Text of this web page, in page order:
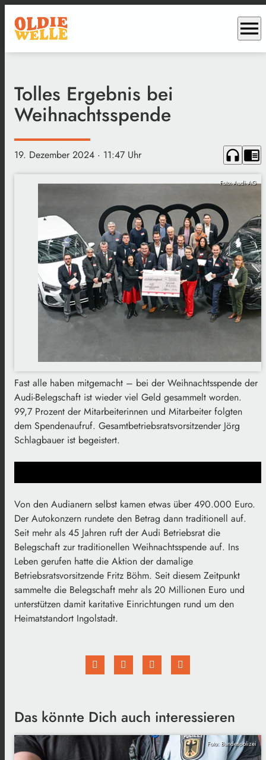
menu
Tolles Ergebnis bei
Weihnachtsspende
19. Dezember 2024 · 11:47 Uhr headphones chrome_reader_mode
Foto: Audi AG
Fast alle haben mitgemacht – bei der Weihnachtsspende der
Audi-Belegschaft ist wieder viel Geld gesammelt worden.
99,7 Prozent der Mitarbeiterinnen und Mitarbeiter folgten
dem Spendenaufruf. Gesamtbetriebsratsvorsitzender Jörg
Schlagbauer ist begeistert.
Von den Audianern selbst kamen etwas über 490.000 Euro.
Der Autokonzern rundete den Betrag dann traditionell auf.
Seit mehr als 45 Jahren ruft der Audi Betriebsrat die
Belegschaft zur traditionellen Weihnachtsspende auf. Ins
Leben gerufen hatte die Aktion der damalige
Betriebsratsvorsitzende Fritz Böhm. Seit diesem Zeitpunkt
sammelte die Belegschaft mehr als 20 Millionen Euro und
unterstützen damit karitative Einrichtungen rund um den
Heimatstandort Ingolstadt.
Das könnte Dich auch interessieren
Foto: Bundespolizei